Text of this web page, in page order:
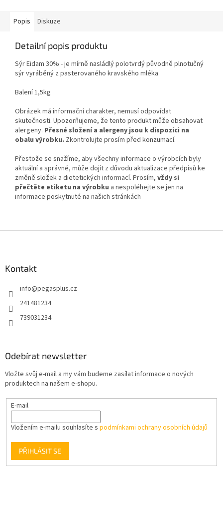
Popis Diskuze
Detailní popis produktu
Sýr Eidam 30% - je mírně nasládlý polotvrdý původně plnotučný
sýr vyráběný z pasterovaného kravského mléka
Balení 1,5kg
Obrázek má informační charakter, nemusí odpovídat
skutečnosti. Upozorňujeme, že tento produkt může obsahovat
alergeny. Přesné složení a alergeny jsou k dispozici na
obalu výrobku. Zkontrolujte prosím před konzumací.
Přestože se snažíme, aby všechny informace o výrobcích byly
aktuální a správné, může dojít z důvodu aktualizace předpisů ke
změně složek a dietetických informací. Prosím, vždy si
přečtěte etiketu na výrobku a nespoléhejte se jen na
informace poskytnuté na našich stránkách
Kontakt
info@pegasplus.cz
241481234
739031234
Odebírat newsletter
Vložte svůj e-mail a my vám budeme zasílat informace o nových
produktech na našem e-shopu.
E-mail
Vložením e-mailu souhlasíte s podmínkami ochrany osobních údajů
PŘIHLÁSIT SE